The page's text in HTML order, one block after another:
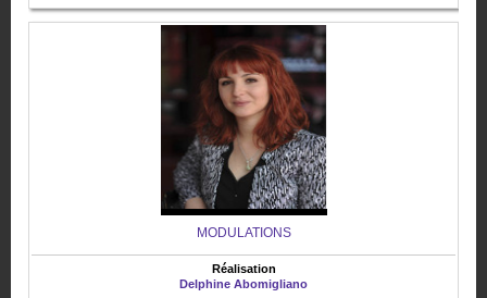
MODULATIONS
Réalisation
Delphine Abomigliano